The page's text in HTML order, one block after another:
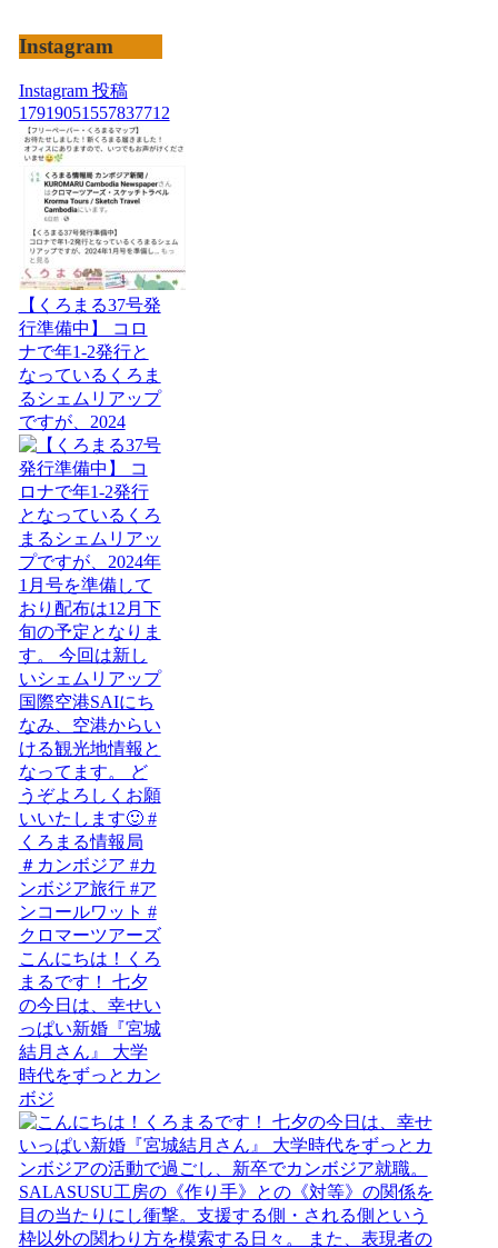
Instagram
Instagram 投稿
17919051557837712
【くろまる37号発
行準備中】 コロ
ナで年1-2発行と
なっているくろま
るシェムリアップ
ですが、2024
こんにちは！くろ
まるです！ 七夕
の今日は、幸せい
っぱい新婚『宮城
結月さん』 大学
時代をずっとカン
ボジ